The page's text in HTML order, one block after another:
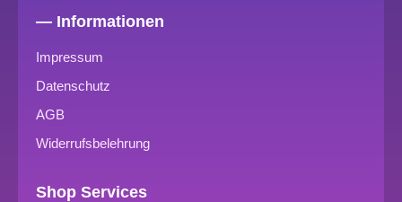
— Informationen
Impressum
Datenschutz
AGB
Widerrufsbelehrung
Shop Services